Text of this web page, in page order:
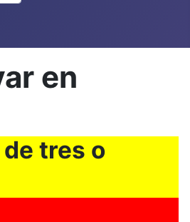
en
tres o